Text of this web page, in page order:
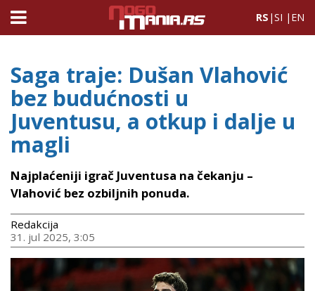
RS |SI | EN
Saga traje: Dušan Vlahović
bez budućnosti u
Juventusu, a otkup i dalje u
magli
Najplaćeniji igrač Juventusa na čekanju –
Vlahović bez ozbiljnih ponuda.
Redakcija
31. jul 2025, 3:05